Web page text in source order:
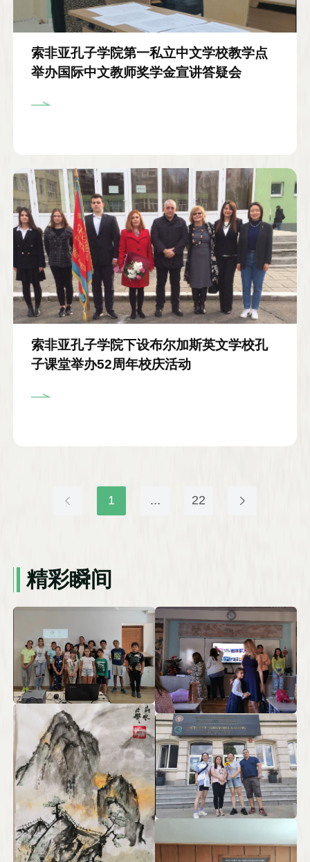
索非亚孔子学院第一私立中文学校教学点
举办国际中文教师奖学金宣讲答疑会
索非亚孔子学院下设布尔加斯英文学校孔
子课堂举办52周年校庆活动
1 ... 22
精彩瞬间